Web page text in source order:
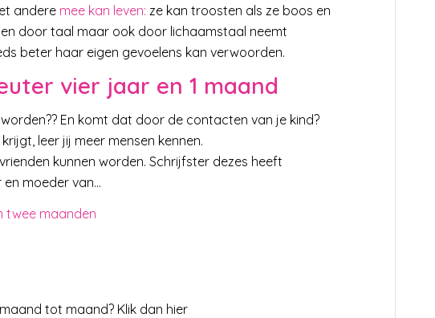
andere mee kan leven: ze kan troosten als ze boos en
door taal maar ook door lichaamstaal neemt
beter haar eigen gevoelens kan verwoorden.
vier jaar en 1 maand
En komt dat door de contacten van je kind?
krijgt, leer jij meer mensen kennen.
kunnen worden. Schrijfster dezes heeft
en moeder van…
twee maanden
maand tot maand? Klik dan hier